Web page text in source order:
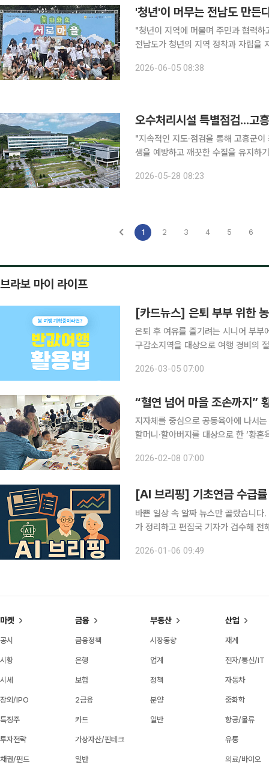
'청년'이 머무는 전남도 만든
"청년이 지역에 머물며 주민과 협력
전남도가 청년의 지역 정착과 자립을
2026-06-05 08:38
오수처리시설 특별점검...고
"지속적인 지도·점검을 통해 고흥군이 최선을 다
생을 예방하고 깨끗한 수질을 유지하
하고, 녹조의 주요 원인인 영양염류(
2026-05-28 08:23
1 2 3 4 5 6
브라보 마이 라이프
[카드뉴스] 은퇴 부부 위한
은퇴 후 여유를 즐기려는 시니어 부
구감소지역을 대상으로 여행 경비의
사랑상품권으로 환급받을 수 있다. 개
2026-03-05 07:00
“혈연 넘어 마을 조손까지”
지자체를 중심으로 공동육아에 나서
할머니·할아버지를 대상으로 한 ‘황
아가 실제 조부모·손주 관계를 넘어,
2026-02-08 07:00
[AI 브리핑] 기초연금 수급
바쁜 일상 속 알짜 뉴스만 골랐습니다
가 정리하고 편집국 기자가 검수해 전해드립니다. ◆기초연금 수급률
상 노인 중 기초연금 수급자는 675
2026-01-06 09:49
마켓
공시
시황
시세
장외/IPO
특징주
투자전략
채권/펀드
금융
금융정책
은행
보험
2금융
카드
가상자산/핀테크
일반
부동산
시장동향
업계
정책
분양
일반
산업
재계
전자/통신/IT
자동차
중화학
항공/물류
유통
의료/바이오